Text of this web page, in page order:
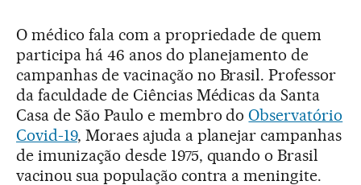
O médico fala com a propriedade de quem
participa há 46 anos do planejamento de
campanhas de vacinação no Brasil. Professor
da faculdade de Ciências Médicas da Santa
Casa de São Paulo e membro do Observatório
Covid-19, Moraes ajuda a planejar campanhas
de imunização desde 1975, quando o Brasil
vacinou sua população contra a meningite.